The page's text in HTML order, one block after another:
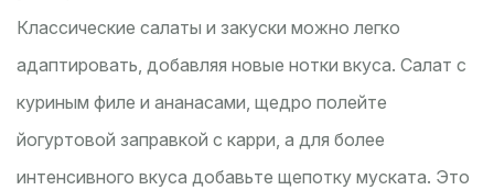
Классические салаты и закуски можно легко
адаптировать, добавляя новые нотки вкуса. Салат с
куриным филе и ананасами, щедро полейте
йогуртовой заправкой с карри, а для более
интенсивного вкуса добавьте щепотку муската. Это